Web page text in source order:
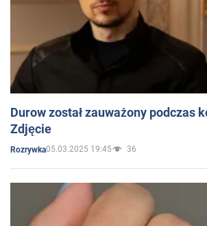
Durow został zauważony podczas
Zdjęcie
Rozrywka05.03.2025 19:45 36